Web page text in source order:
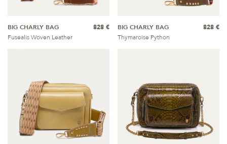
BIG CHARLY BAG
Fusealis Woven Leather
828 €
BIG CHARLY BAG
Thymaroise Python
828 €